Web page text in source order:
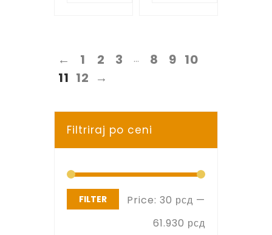
← 1 2 3 … 8 9 10
11 12 →
Filtriraj po ceni
FILTER Price: 30 рсд —
61.930 рсд